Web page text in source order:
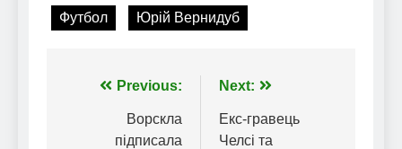
Футбол Юрій Вернидуб
Навігація
записів
Previous:
Ворскла
підписала
Next:
Екс-гравець
Челсі та